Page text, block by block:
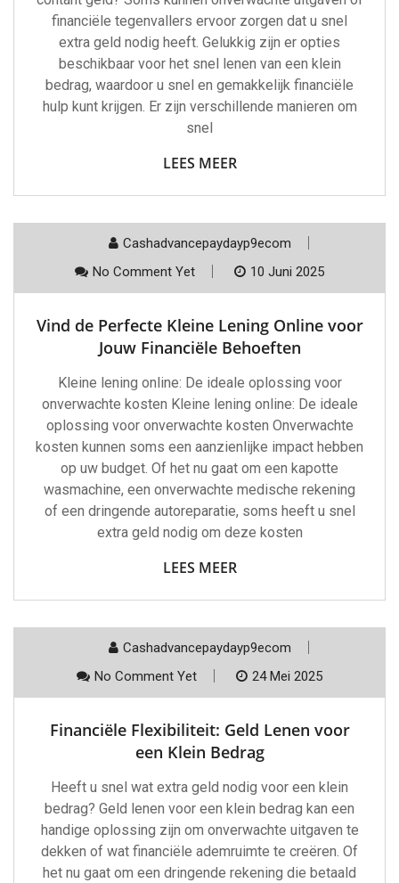
financiële tegenvallers ervoor zorgen dat u snel
extra geld nodig heeft. Gelukkig zijn er opties
beschikbaar voor het snel lenen van een klein
bedrag, waardoor u snel en gemakkelijk financiële
hulp kunt krijgen. Er zijn verschillende manieren om
snel
LEES MEER
Cashadvancepaydayp9ecom
No Comment Yet
10 Juni 2025
Vind de Perfecte Kleine Lening Online voor
Jouw Financiële Behoeften
Kleine lening online: De ideale oplossing voor
onverwachte kosten Kleine lening online: De ideale
oplossing voor onverwachte kosten Onverwachte
kosten kunnen soms een aanzienlijke impact hebben
op uw budget. Of het nu gaat om een kapotte
wasmachine, een onverwachte medische rekening
of een dringende autoreparatie, soms heeft u snel
extra geld nodig om deze kosten
LEES MEER
Cashadvancepaydayp9ecom
No Comment Yet
24 Mei 2025
Financiële Flexibiliteit: Geld Lenen voor
een Klein Bedrag
Heeft u snel wat extra geld nodig voor een klein
bedrag? Geld lenen voor een klein bedrag kan een
handige oplossing zijn om onverwachte uitgaven te
dekken of wat financiële ademruimte te creëren. Of
het nu gaat om een dringende rekening die betaald